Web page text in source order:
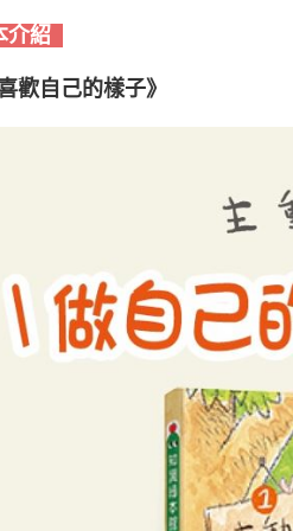
紹
歡自己的樣子》